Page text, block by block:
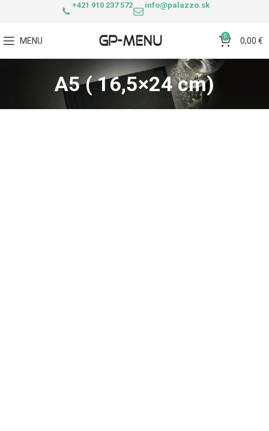
+421 910 237 572 info@palazzo.sk
MENU 0 0,00 €
A5 ( 16,5×24 cm)